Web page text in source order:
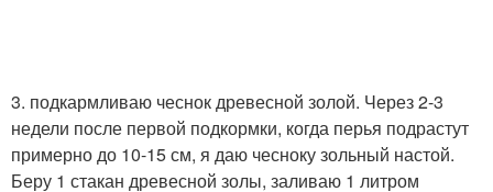
3. подкармливаю чеснок древесной золой. Через 2-3
недели после первой подкормки, когда перья подрастут
примерно до 10-15 см, я даю чесноку зольный настой.
Беру 1 стакан древесной золы, заливаю 1 литром